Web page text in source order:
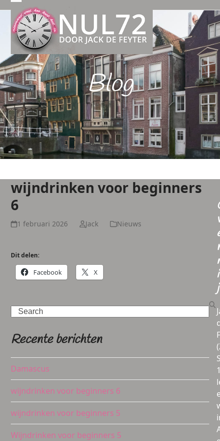
Open
mobile
menu
Close
mobile
menu
Blog
wijndrinken voor beginners
6
1 februari 2026 Jack Nieuws
Dit delen:
Facebook X
Search
Recente berichten
Damascus
wijndrinken voor beginners 6
wijndrinken voor beginners 5
Wijndrinken voor beginners 5
i
j